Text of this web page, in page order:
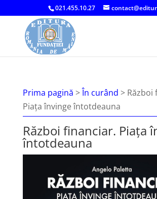
021.455.10.27
Prima pagină >În curând > Război
Piața învinge întotdeauna
Război financiar. Piața
întotdeauna